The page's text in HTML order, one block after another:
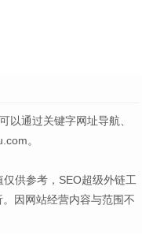
以通过关键字网址导航、
。
供参考，SEO超级外链工
因网站经营内容与范围不